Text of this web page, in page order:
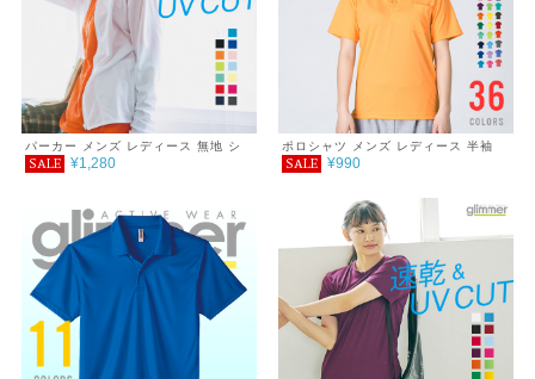
パーカー メンズ レディース 無地 シ
ンプル 薄手 涼しい 吸汗速乾 UVカッ
服 春 夏 秋 ゆったり 体型カバー コン
パクト アウトドア 海 キャンプ スポ
ーツ 運動会 ジム ウォーキング SALE
％OFF glimmer グリマー ドライ ジッ
プパーカー 4.4オンス
SALE ¥1,280
ポロシャツ メンズ レディース 半袖
ドライポロシャツ(ポケット付) 4.4オ
SALE ¥990